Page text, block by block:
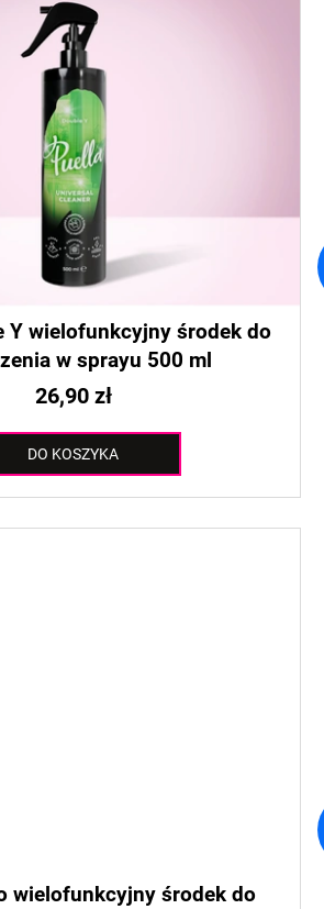
Y wielofunkcyjny środek do
w sprayu 500 ml
26,90 zł
DO KOSZYKA
wielofunkcyjny środek do